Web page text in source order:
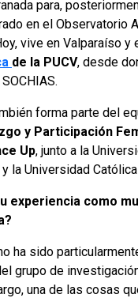
para,
en el Observatorio
vive en Valparaíso y
de la PUCV, desde
forma parte del
y Participación
Up, junto a la
y la Universidad
experiencia como
ha sido
grupo de
una de las cosas